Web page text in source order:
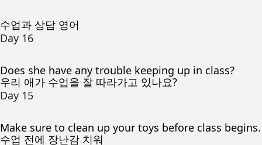
수업과 상담 영어
Day 16
Does she have any trouble keeping up in class?
우리 애가 수업을 잘 따라가고 있나요?
Day 15
Make sure to clean up your toys before class begins.
수업 전에 장난감 치워